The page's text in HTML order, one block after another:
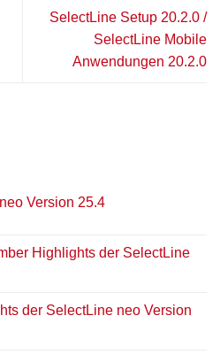
SelectLine Setup 20.2.0 /
SelectLine Mobile
Anwendungen 20.2.0
Version 25.4
Highlights der SelectLine
der SelectLine neo Version